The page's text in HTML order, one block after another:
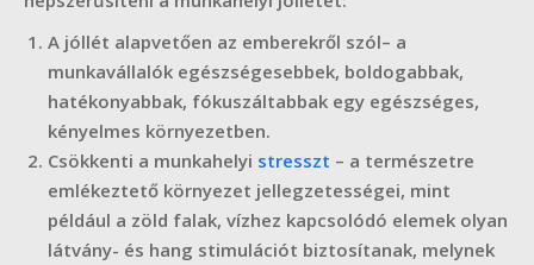
A jóllét alapvetően az emberekről szól– a
munkavállalók egészségesebbek, boldogabbak,
hatékonyabbak, fókuszáltabbak egy egészséges,
kényelmes környezetben.
Csökkenti a munkahelyi stresszt – a természetre
emlékeztető környezet jellegzetességei, mint
például a zöld falak, vízhez kapcsolódó elemek olyan
látvány- és hang stimulációt biztosítanak, melynek